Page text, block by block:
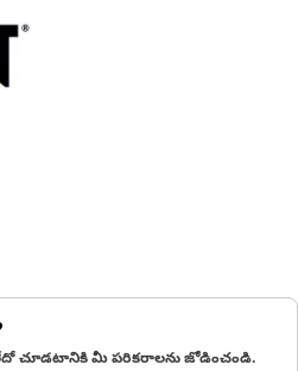
చూడటానికి మీ పరికరాలను జోడించండి.